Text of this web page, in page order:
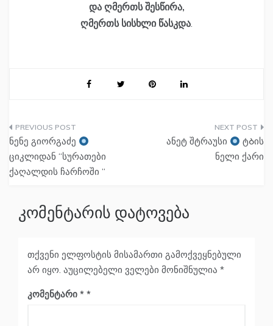
და ღმერთს შესწირა,
ღმერთს სისხლი წასკდა.
პოსტის
ნავიგაცია
ნენე გიორგაძე
ციკლიდან “სურათები
ქაღალდის ჩარჩოში “
ანეტ შტრაუსი
ტᲑის
ნელი ქარი
კომენტარის დატოვება
თქვენი ელფოსტის მისამართი გამოქვეყნებული
არ იყო. აუცილებელი ველები მონიშნულია *
კომენტარი *